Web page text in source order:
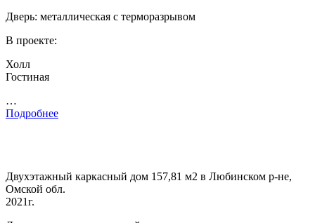
Дверь: металлическая с терморазрывом
В проекте:
Холл
Гостиная
…
Подробнее
Двухэтажный каркасный дом 157,81 м2 в Любинском р-не,
Омской обл.
2021г.